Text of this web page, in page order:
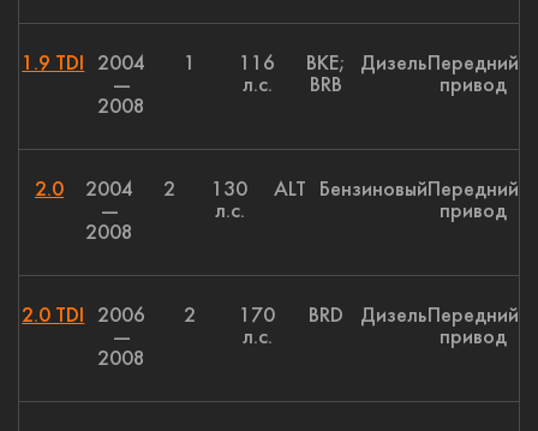
1.9 TDI
2004
—
2008
1
116
л.с.
BKE;
BRB
Дизель Передний
привод
2.0
2004
—
2008
2
130
л.с.
ALT Бензиновый Передний
привод
2.0 TDI
2006
—
2008
2
170
л.с.
BRD Дизель Передний
привод